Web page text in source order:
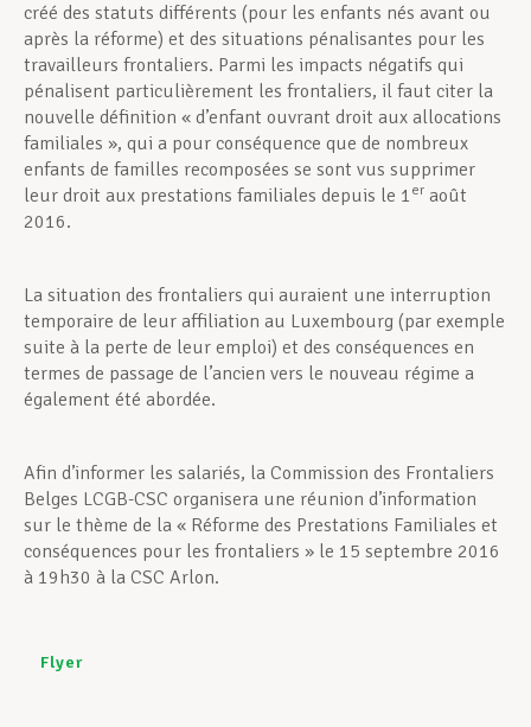
créé des statuts différents (pour les enfants nés avant ou
après la réforme) et des situations pénalisantes pour les
travailleurs frontaliers. Parmi les impacts négatifs qui
pénalisent particulièrement les frontaliers, il faut citer la
nouvelle définition « d’enfant ouvrant droit aux allocations
familiales », qui a pour conséquence que de nombreux
enfants de familles recomposées se sont vus supprimer
leur droit aux prestations familiales depuis le 1 er août
2016.
La situation des frontaliers qui auraient une interruption
temporaire de leur affiliation au Luxembourg (par exemple
suite à la perte de leur emploi) et des conséquences en
termes de passage de l’ancien vers le nouveau régime a
également été abordée.
Afin d’informer les salariés, la Commission des Frontaliers
Belges LCGB-CSC organisera une réunion d’information
sur le thème de la « Réforme des Prestations Familiales et
conséquences pour les frontaliers » le 15 septembre 2016
à 19h30 à la CSC Arlon.
Flyer